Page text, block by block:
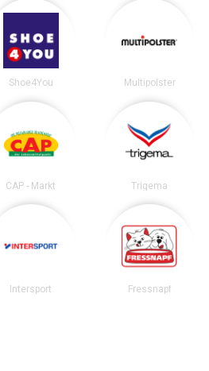
Shoe4You Multipolster
CAP - Markt Trigema
Intersport Fressnapf